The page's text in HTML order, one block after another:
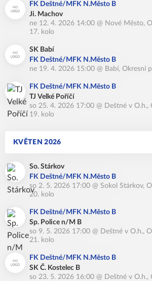
FK Deštné/MFK N.Město B
Ji. Machov
ne 12. 4. 2026 14:00 @ Nové Město,
17. kolo
SK Babí
FK Deštné/MFK N.Město B
ne 19. 4. 2026 15:00 @ Babí, Okresní
FK Deštné/MFK N.Město B
TJ Velké Poříčí
so 25. 4. 2026 17:00 @ Deštné v O.h.,
19. kolo
KVĚTEN 2026
So. Stárkov
FK Deštné/MFK N.Město B
so 2. 5. 2026 17:00 @ Sokol Stárkov,
20. kolo
FK Deštné/MFK N.Město B
Sp. Police n/M B
so 9. 5. 2026 17:00 @ Deštné v O.h.,
21. kolo
FK Deštné/MFK N.Město B
SK Č. Kostelec B
so 23. 5. 2026 16:00 @ Deštné v O.h.,